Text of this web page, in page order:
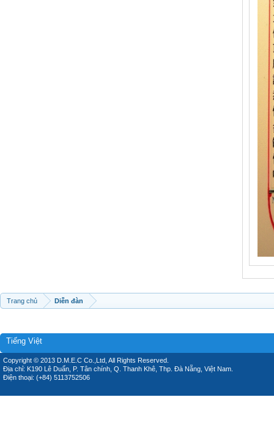
Trang chủ Diễn đàn
Tiếng Việt
Copyright © 2013 D.M.E.C Co.,Ltd, All Rights Reserved.
Địa chỉ: K190 Lê Duẩn, P. Tân chính, Q. Thanh Khê, Thp. Đà Nẵng, Việt Nam.
Điện thoại: (+84) 5113752506